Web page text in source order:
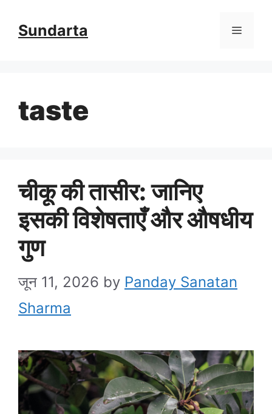
Sundarta Menu
taste
चीकू की तासीर: जानिए
इसकी विशेषताएँ और औषधीय
गुण
जून 11, 2026 by Panday Sanatan
Sharma